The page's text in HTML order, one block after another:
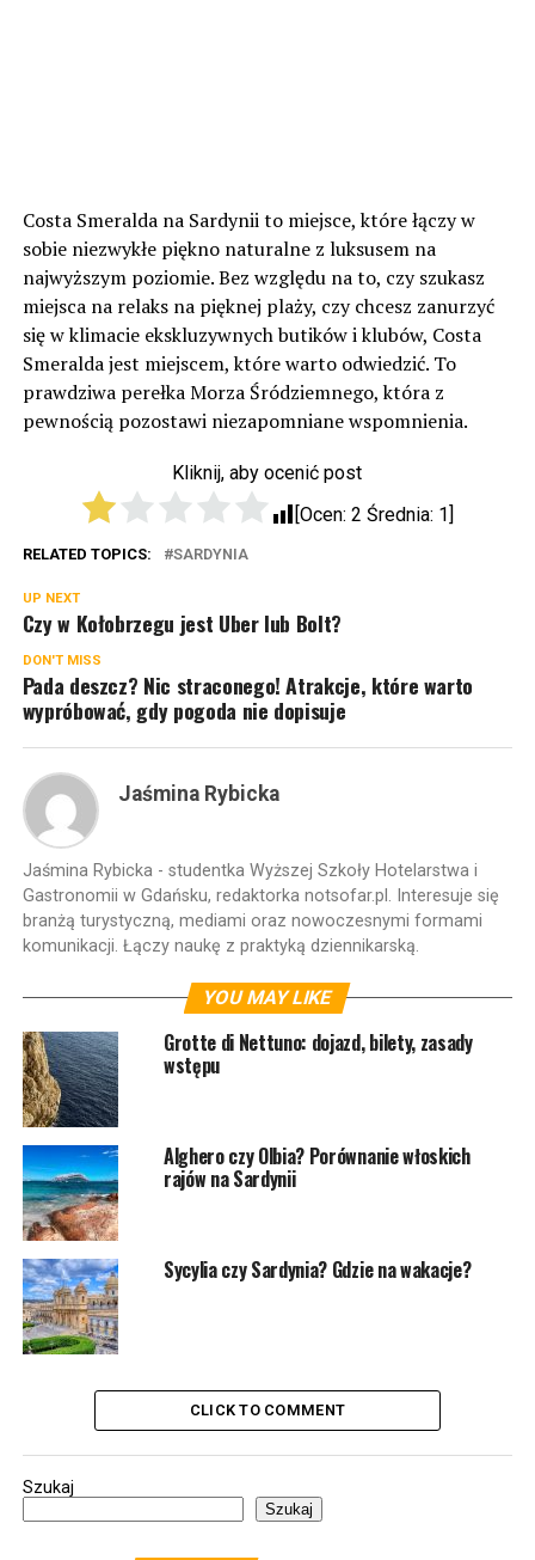
Costa Smeralda na Sardynii to miejsce, które łączy w
sobie niezwykłe piękno naturalne z luksusem na
najwyższym poziomie. Bez względu na to, czy szukasz
miejsca na relaks na pięknej plaży, czy chcesz zanurzyć
się w klimacie ekskluzywnych butików i klubów, Costa
Smeralda jest miejscem, które warto odwiedzić. To
prawdziwa perełka Morza Śródziemnego, która z
pewnością pozostawi niezapomniane wspomnienia.
Kliknij, aby ocenić post
[Ocen:2 Średnia: 1
RELATED TOPICS: SARDYNIA
UP NEXT
Czy w Kołobrzegu jest Uber lub Bolt?
DON'T MISS
Pada deszcz? Nic straconego! Atrakcje, które warto
wypróbować, gdy pogoda nie dopisuje
Jaśmina Rybicka
Jaśmina Rybicka - studentka Wyższej Szkoły Hotelarstwa i
Gastronomii w Gdańsku, redaktorka notsofar.pl. Interesuje się
branżą turystyczną, mediami oraz nowoczesnymi formami
komunikacji. Łączy naukę z praktyką dziennikarską.
YOU MAY LIKE
Grotte di Nettuno: dojazd, bilety, zasady
wstępu
Alghero czy Olbia? Porównanie włoskich
rajów na Sardynii
Sycylia czy Sardynia? Gdzie na wakacje?
CLICK TO COMMENT
Szukaj
Szukaj